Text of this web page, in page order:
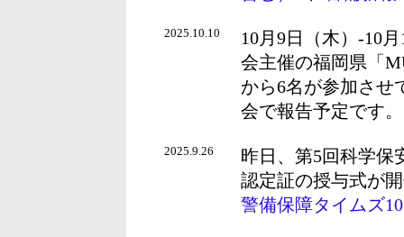
2025.10.10
10月9日（木）-10
会主催の福岡県「
から6名が参加させ
会で報告予定です。
2025.9.26
昨日、第5回科学保
認定証の授与式が
警備保障タイムズ